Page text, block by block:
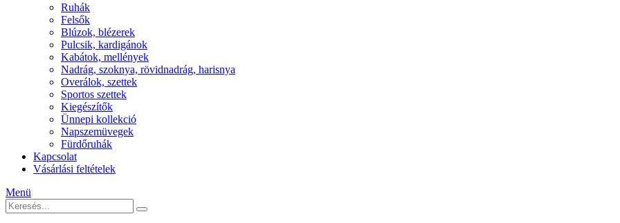
Ruhák
Felsők
Blúzok, blézerek
Pulcsik, kardigánok
Kabátok, mellények
Nadrág, szoknya, rövidnadrág, harisnya
Overálok, szettek
Sportos szettek
Kiegészítők
Ünnepi kollekció
Napszemüvegek
Fürdőruhák
Kapcsolat
Vásárlási feltételek
Menü